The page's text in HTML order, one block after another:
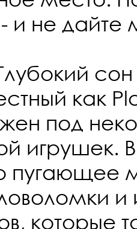
и не дайте
как
под
игрушек.
пугающее
и
которые